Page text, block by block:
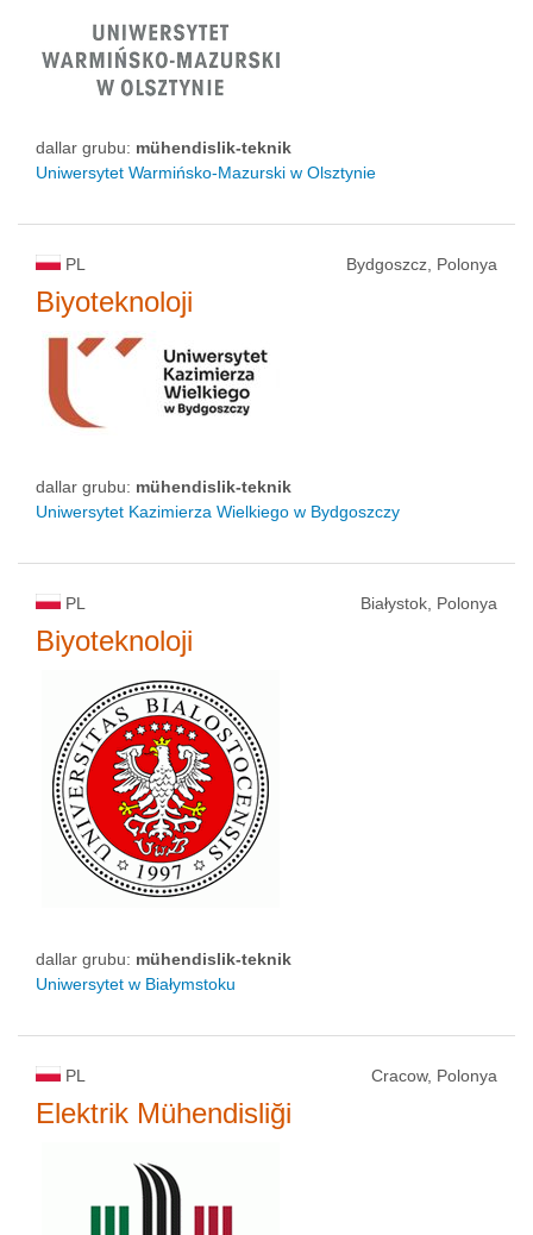
dallar grubu: mühendislik-teknik
Uniwersytet Warmińsko-Mazurski w Olsztynie
PL Bydgoszcz, Polonya
Biyoteknoloji
dallar grubu: mühendislik-teknik
Uniwersytet Kazimierza Wielkiego w Bydgoszczy
PL Białystok, Polonya
Biyoteknoloji
dallar grubu: mühendislik-teknik
Uniwersytet w Białymstoku
PL Cracow, Polonya
Elektrik Mühendisliği